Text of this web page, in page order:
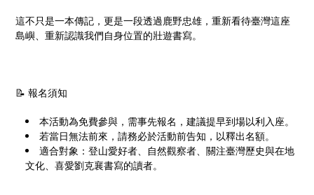
這不只是一本傳記，更是一段透過鹿野忠雄，重新看待臺灣這座
島嶼、重新認識我們自身位置的壯遊書寫。
📝 報名須知
本活動為免費參與，需事先報名，建議提早到場以利入座。
若當日無法前來，請務必於活動前告知，以釋出名額。
適合對象：登山愛好者、自然觀察者、關注臺灣歷史與在地
文化、喜愛劉克襄書寫的讀者。